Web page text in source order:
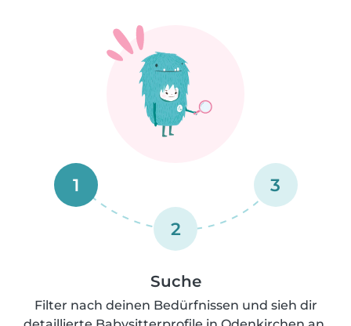
1
2
3
Suche
Filter nach deinen Bedürfnissen und sieh dir